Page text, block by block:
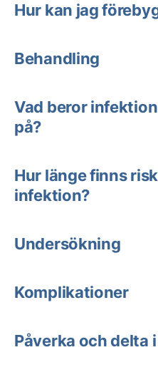
Hur kan jag
Behandling
Vad beror
på?
Hur länge finns
infektion?
Undersökning
Komplikationer
Påverka och delta